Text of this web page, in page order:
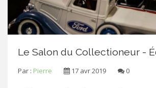
Le Salon du Collectioneur -
Par : Pierre 17 avr 2019 0